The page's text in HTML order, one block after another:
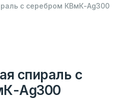
с серебром КВмК-Ag300
спираль с
Ag300